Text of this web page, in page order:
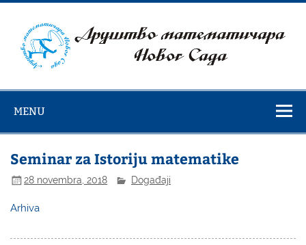
Skip
content
matematičara
Novog Sada
MENU
Seminar za Istoriju matematike
28 novembra, 2018 Događaji
Arhiva